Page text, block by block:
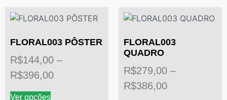
FLORAL003 PÔSTER
R$144,00 –
R$396,00
Ver opções
FLORAL003
QUADRO
R$279,00 –
R$386,00